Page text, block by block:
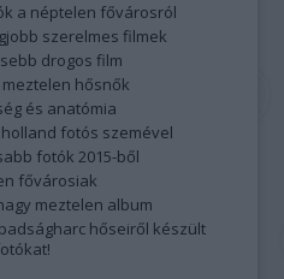
a néptelen fővárosról
szerelmes filmek
drogos film
hősnők
és anatómia
fotós szemével
fotók 2015-ből
fővárosiak
meztelen album
hőseiről készült